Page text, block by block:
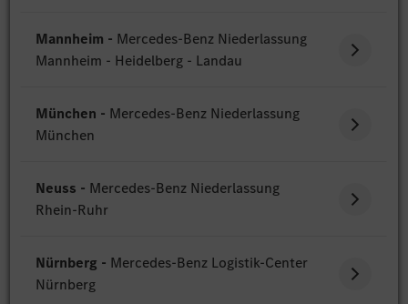
Mannheim - Mercedes-Benz Niederlassung
Mannheim - Heidelberg - Landau
München - Mercedes-Benz Niederlassung
München
Neuss - Mercedes-Benz Niederlassung
Rhein-Ruhr
Nürnberg - Mercedes-Benz Logistik-Center
Nürnberg